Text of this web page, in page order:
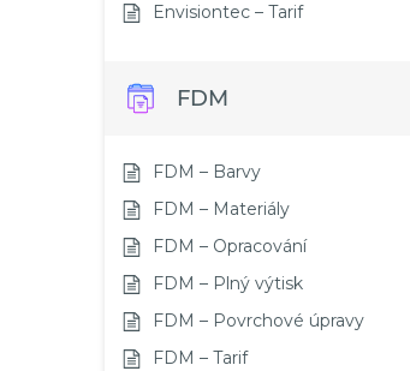
Envisiontec – Tarif
FDM
FDM – Barvy
FDM – Materiály
FDM – Opracování
FDM – Plný výtisk
FDM – Povrchové úpravy
FDM – Tarif